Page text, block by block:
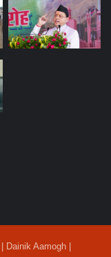
Aamogh |